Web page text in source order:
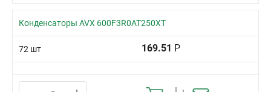
Конденсаторы AVX 600F3R0AT250XT
72 шт 169.51 Р